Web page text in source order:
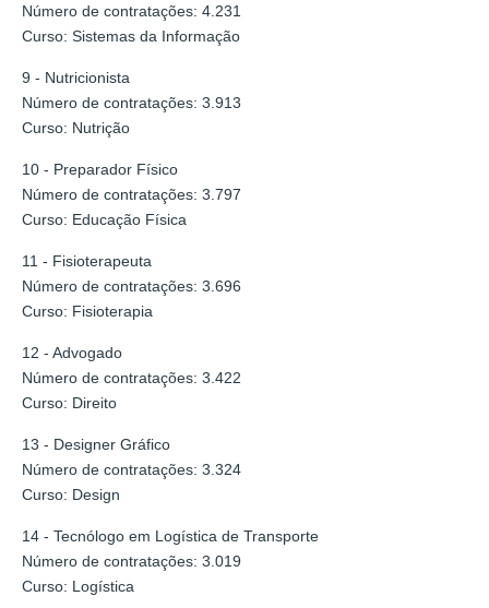
Número de contratações: 4.231
Curso: Sistemas da Informação
9 - Nutricionista
Número de contratações: 3.913
Curso: Nutrição
10 - Preparador Físico
Número de contratações: 3.797
Curso: Educação Física
11 - Fisioterapeuta
Número de contratações: 3.696
Curso: Fisioterapia
12 - Advogado
Número de contratações: 3.422
Curso: Direito
13 - Designer Gráfico
Número de contratações: 3.324
Curso: Design
14 - Tecnólogo em Logística de Transporte
Número de contratações: 3.019
Curso: Logística